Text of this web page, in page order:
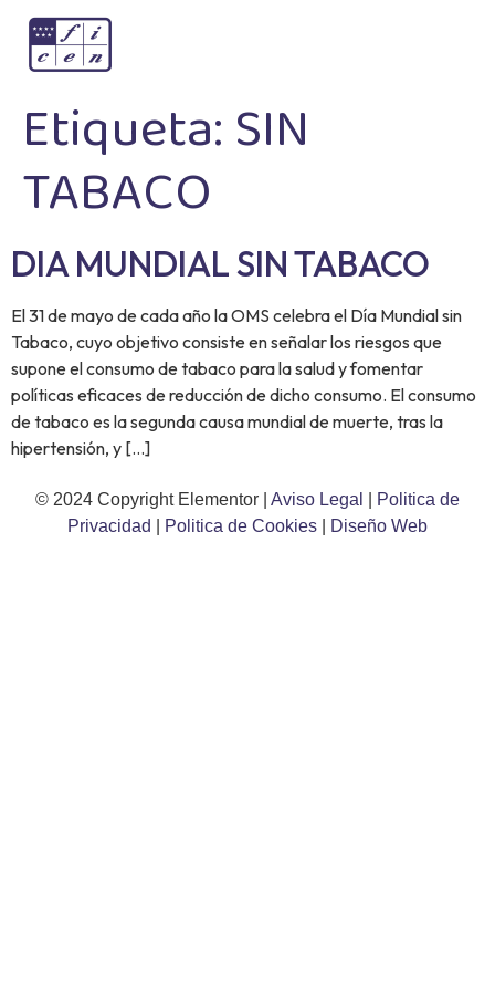
Etiqueta:SIN
TABACO
DIA MUNDIAL SIN TABACO
El 31 de mayo de cada año la OMS celebra el Día Mundial sin
Tabaco, cuyo objetivo consiste en señalar los riesgos que
supone el consumo de tabaco para la salud y fomentar
políticas eficaces de reducción de dicho consumo. El consumo
de tabaco es la segunda causa mundial de muerte, tras la
hipertensión, y […]
© 2024 Copyright Elementor | Aviso Legal
Politica de
Privacidad
Politica de Cookies Diseño Web